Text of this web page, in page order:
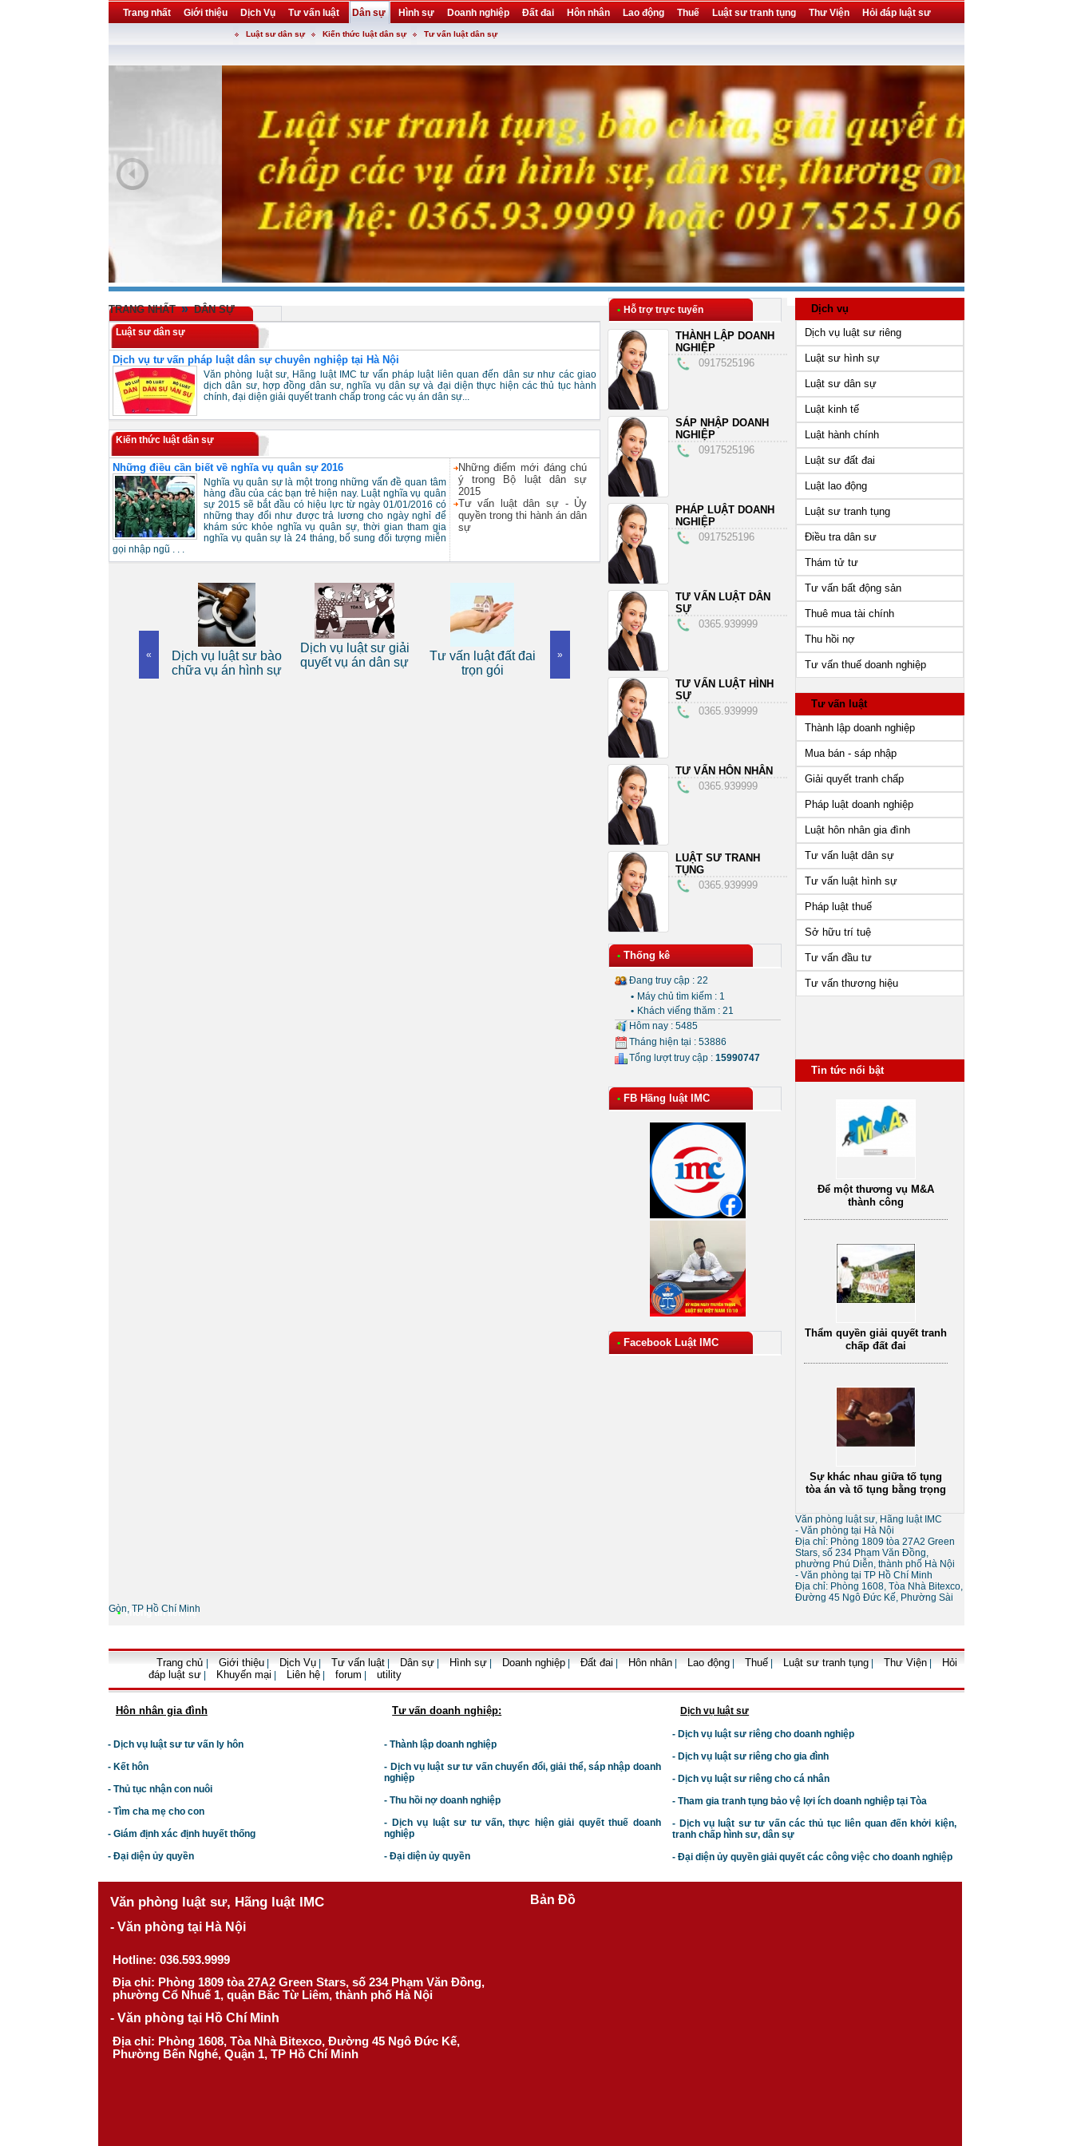
Trang nhất Giới thiệu Dịch Vụ Tư vấn luật Dân sự Hình sự Doanh nghiệp Đất đai Hôn nhân Lao động Thuế Luật sư tranh tụng Thư Viện Hỏi đáp luật sư
forum utility
Luật sư dân sự Kiến thức luật dân sự Tư vấn luật dân sự
TRANG NHẤT » DÂN SỰ
Luật sư dân sự
Dịch vụ tư vấn pháp luật dân sự chuyên nghiệp tại Hà Nội
Văn phòng luật sư, Hãng luật IMC tư vấn pháp luật liên quan đến dân sư như các giao
dịch dân sư, hợp đồng dân sư, nghĩa vụ dân sự và đại diện thực hiện các thủ tục hành
chính, đại diện giải quyết tranh chấp trong các vụ án dân sự...
Kiến thức luật dân sự
Những điều cần biết về nghĩa vụ quân sự 2016
Nghĩa vụ quân sự là một trong những vấn đề quan tâm
hàng đầu của các bạn trẻ hiện nay. Luật nghĩa vụ quân
sự 2015 sẽ bắt đầu có hiệu lực từ ngày 01/01/2016 có
những thay đổi như được trả lương cho ngày nghỉ để
khám sức khỏe nghĩa vụ quân sự, thời gian tham gia
nghĩa vụ quân sự là 24 tháng, bổ sung đối tượng miễn
gọi nhập ngũ . . .
Những điểm mới đáng chú
ý trong Bộ luật dân sự
2015
Tư vấn luật dân sự - Ủy
quyền trong thi hành án dân
sự
« »
Dịch vụ luật sư bào
chữa vụ án hình sự
Dịch vụ luật sư giải
quyết vụ án dân sự
Tư vấn luật đất đai
Dịch vụ luật sư tranh
Dịch vụ tư vấn pháp
luật doanh nghiệp uy
Dịch vụ tư vấn luật
hôn nhân gia đình
Dịch vụ tư vấn ly hôn
• Hỗ trợ trực tuyến
THÀNH LẬP DOANH
NGHIỆP
0917525196
SÁP NHẬP DOANH
NGHIỆP
0917525196
PHÁP LUẬT DOANH
NGHIỆP
0917525196
TƯ VẤN LUẬT DÂN
SỰ
0365.939999
TƯ VẤN LUẬT HÌNH
SỰ
0365.939999
TƯ VẤN HÔN NHÂN
0365.939999
LUẬT SƯ TRANH
TỤNG
0365.939999
• Thống kê
Đang truy cập : 22
• Máy chủ tìm kiếm : 1
• Khách viếng thăm : 21
Hôm nay : 5485
Tháng hiện tại : 53886
Tổng lượt truy cập : 15990747
• FB Hãng luật IMC
• Facebook Luật IMC
Dịch vụ
Dịch vụ luật sư riêng
Luật sư hình sự
Luật sư dân sự
Luật kinh tế
Luật hành chính
Luật sư đất đai
Luật lao động
Luật sư tranh tụng
Điều tra dân sư
Thám tử tư
Tư vấn bất động sản
Thuê mua tài chính
Thu hồi nợ
Tư vấn thuế doanh nghiệp
Tư vấn luật
Thành lập doanh nghiệp
Mua bán - sáp nhập
Giải quyết tranh chấp
Pháp luật doanh nghiệp
Luật hôn nhân gia đình
Tư vấn luật dân sự
Tư vấn luật hình sự
Pháp luật thuế
Sở hữu trí tuệ
Tư vấn đầu tư
Tư vấn thương hiệu
Tin tức nổi bật
thành công
chấp đất đai
tòa án và tố tụng bằng trọng
tài
Thủ tục tạm ngừng kinh
• Thông tin liên hệ
Văn phòng luật sư, Hãng luật IMC
- Văn phòng tại Hà Nội
Địa chỉ: Phòng 1809 tòa 27A2 Green
Stars, số 234 Phạm Văn Đồng,
phường Phú Diễn, thành phố Hà Nội
- Văn phòng tại TP Hồ Chí Minh
Địa chỉ: Phòng 1608, Tòa Nhà Bitexco,
Đường 45 Ngô Đức Kế, Phường Sài
Gòn, TP Hồ Chí Minh
Trang chủ Giới thiệu Dịch Vụ Tư vấn luật Dân sự Hình sự Doanh nghiệp Đất đai Hôn nhân Lao động Thuế Luật sư tranh tụng Thư Viện
Hỏi
đáp luật sư
Khuyến mại Liên hệ forum utility
Hôn nhân gia đình
- Dịch vụ luật sư tư vấn ly hôn
- Kết hôn
- Thủ tục nhận con nuôi
- Tìm cha mẹ cho con
- Giám định xác định huyết thống
- Đại diện ủy quyền
Tư vấn doanh nghiệp:
- Thành lập doanh nghiệp
- Dịch vụ luật sư tư vấn chuyển đổi, giải thể, sáp nhập doanh
nghiệp
- Thu hồi nợ doanh nghiệp
- Dịch vụ luật sư tư vấn, thực hiện giải quyết thuế doanh
nghiệp
- Đại diện ủy quyền
Dịch vụ luật sư
- Dịch vụ luật sư riêng cho doanh nghiệp
- Dịch vụ luật sư riêng cho gia đình
- Dịch vụ luật sư riêng cho cá nhân
- Tham gia tranh tụng bảo vệ lợi ích doanh nghiệp tại Tòa
- Dịch vụ luật sư tư vấn các thủ tục liên quan đến khởi kiện,
tranh chấp hình sư, dân sự
- Đại diện ủy quyền giải quyết các công việc cho doanh nghiệp
Văn phòng luật sư, Hãng luật IMC
- Văn phòng tại Hà Nội
Hotline: 036.593.9999
Địa chỉ: Phòng 1809 tòa 27A2 Green Stars, số 234 Phạm Văn Đồng,
phường Cổ Nhuế 1, quận Bắc Từ Liêm, thành phố Hà Nội
- Văn phòng tại Hồ Chí Minh
Địa chỉ: Phòng 1608, Tòa Nhà Bitexco, Đường 45 Ngô Đức Kế,
Phường Bến Nghé, Quận 1, TP Hồ Chí Minh
Bản Đồ